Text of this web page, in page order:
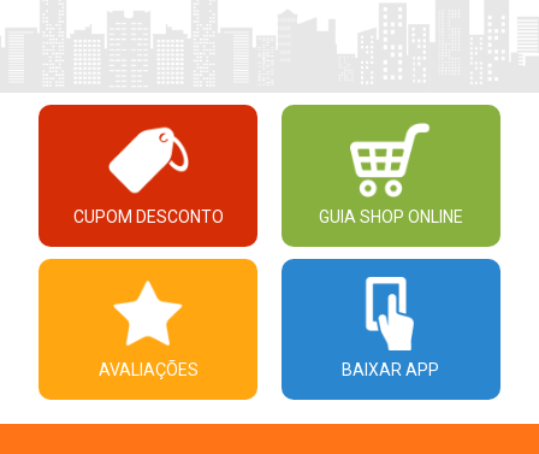
CUPOM DESCONTO GUIA SHOP ONLINE
AVALIAÇÕES BAIXAR APP